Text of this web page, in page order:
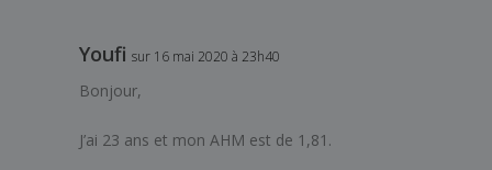
Youfi sur 16 mai 2020 à 23h40
Bonjour,
J’ai 23 ans et mon AHM est de 1,81.